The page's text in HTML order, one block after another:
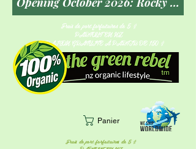
Frais de port forfaitaires de 5 $
PARTOUT EN NZ
LIVRAISON GRATUITE À PARTIR DE 150 $
Panier
Frais de port forfaitaires de 5 $